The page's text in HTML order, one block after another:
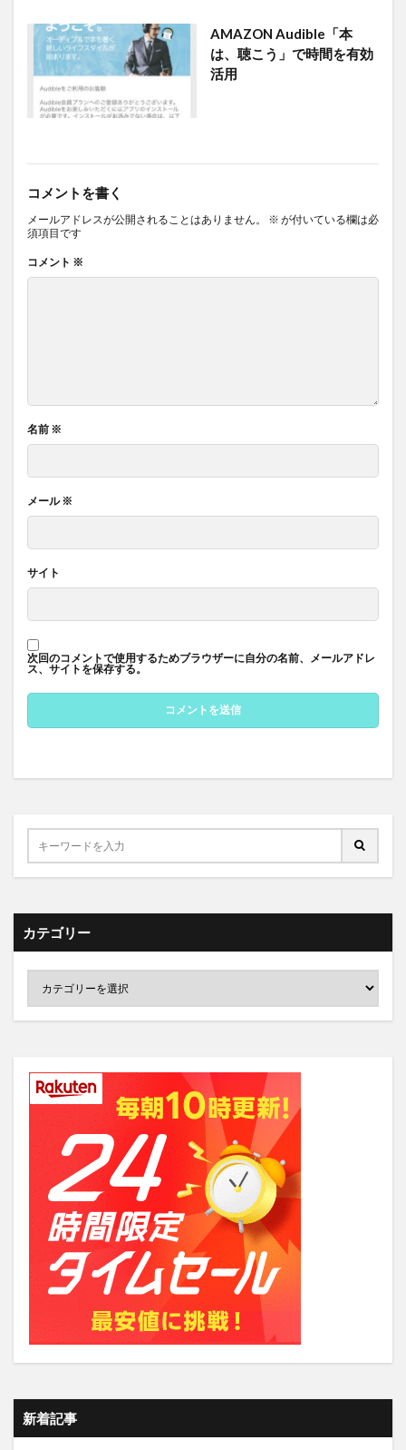
AMAZON Audible「本
は、聴こう」で時間を有効
活用
コメントを書く
メールアドレスが公開されることはありません。 ※ が付いている欄は必
須項目です
コメント ※
名前 ※
メール※
サイト
次回のコメントで使用するためブラウザーに自分の名前、メールアドレ
ス、サイトを保存する。
カテゴリー
新着記事